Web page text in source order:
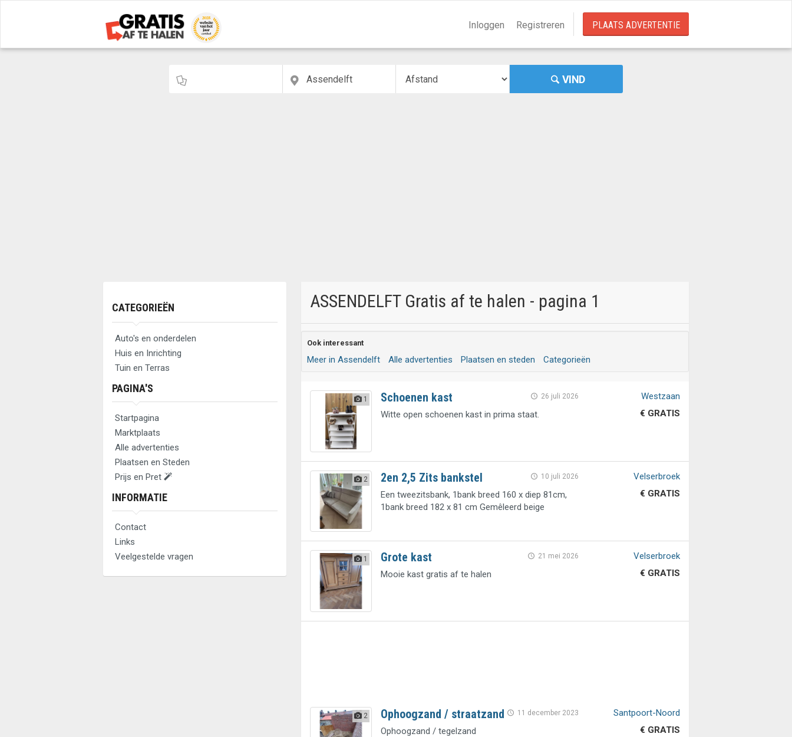
Inloggen Registreren PLAATS ADVERTENTIE
VIND
CATEGORIEËN
Auto's en onderdelen
Huis en Inrichting
Tuin en Terras
PAGINA'S
Startpagina
Marktplaats
Alle advertenties
Plaatsen en Steden
Prijs en Pret
INFORMATIE
Contact
Links
Veelgestelde vragen
ASSENDELFT Gratis af te halen - pagina 1
Ook interessant
Meer in Assendelft Alle advertenties Plaatsen en steden Categorieën
1 26 juli 2026
Schoenen kast
Witte open schoenen kast in prima staat.
Westzaan
€ GRATIS
2 10 juli 2026
2en 2,5 Zits bankstel
Een tweezitsbank, 1bank breed 160 x diep 81cm,
1bank breed 182 x 81 cm Gemêleerd beige
Velserbroek
€ GRATIS
1 21 mei 2026
Grote kast
Mooie kast gratis af te halen
Velserbroek
€ GRATIS
2 11 december 2023
Ophoogzand / straatzand
Ophoogzand / tegelzand
Santpoort-Noord
€ GRATIS